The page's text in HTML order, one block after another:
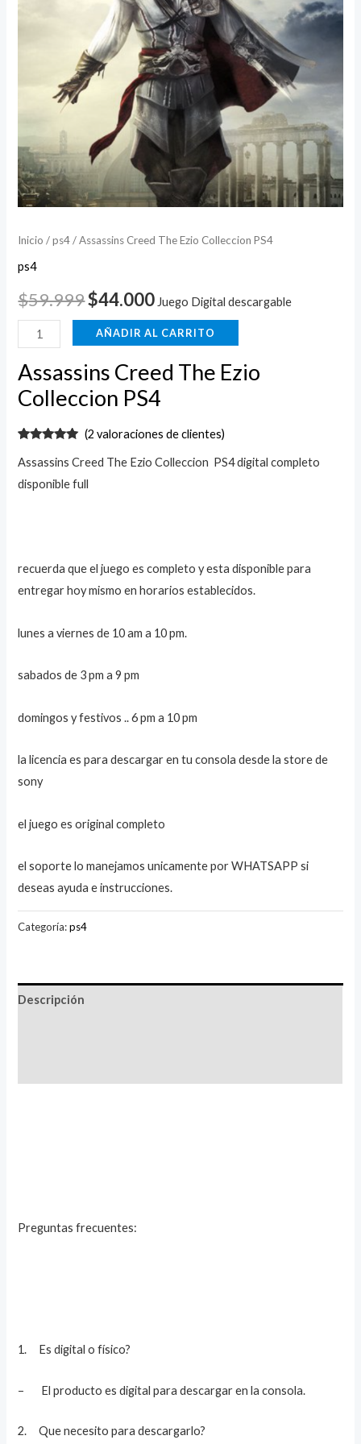
Inicio /ps4/ Assassins Creed The Ezio Colleccion PS4
ps4
$59.999$44.000 Juego Digital descargable
AÑADIR AL CARRITO
Assassins Creed The Ezio
Colleccion PS4
con5.00de
a
(2 valoraciones de clientes)
Assassins Creed The Ezio Colleccion PS4 digital completo
disponible full
recuerda que el juego es completo y esta disponible para
entregar hoy mismo en horarios establecidos.
lunes a viernes de 10 am a 10 pm.
sabados de 3 pm a 9 pm
domingos y festivos .. 6 pm a 10 pm
la licencia es para descargar en tu consola desde la store de
sony
el juego es original completo
el soporte lo manejamos unicamente por WHATSAPP si
deseas ayuda e instrucciones.
Categoría:ps4
Descripción
Preguntas frecuentes:
1. Es digital o físico?
– El producto es digital para descargar en la consola.
2. Que necesito para descargarlo?